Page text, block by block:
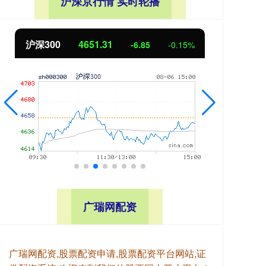
北证50 1122.88 3.42 0.30%
广瑞网配资
广瑞网配资,股票配资申请,股票配资平台网站,证